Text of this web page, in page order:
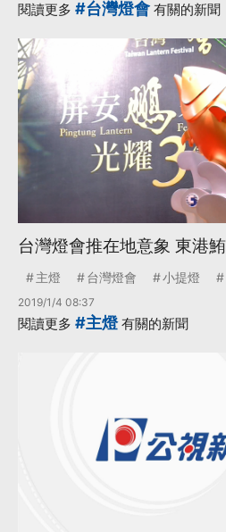
閱讀更多 #台灣燈會 有關的新聞
台灣燈會推在地意象 東港
主燈 台灣燈會 小提燈
2019/1/4 08:37
閱讀更多 #主燈有關的新聞